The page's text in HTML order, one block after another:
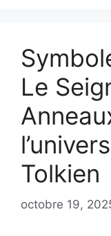
Le
Tolkien
octobre 19,